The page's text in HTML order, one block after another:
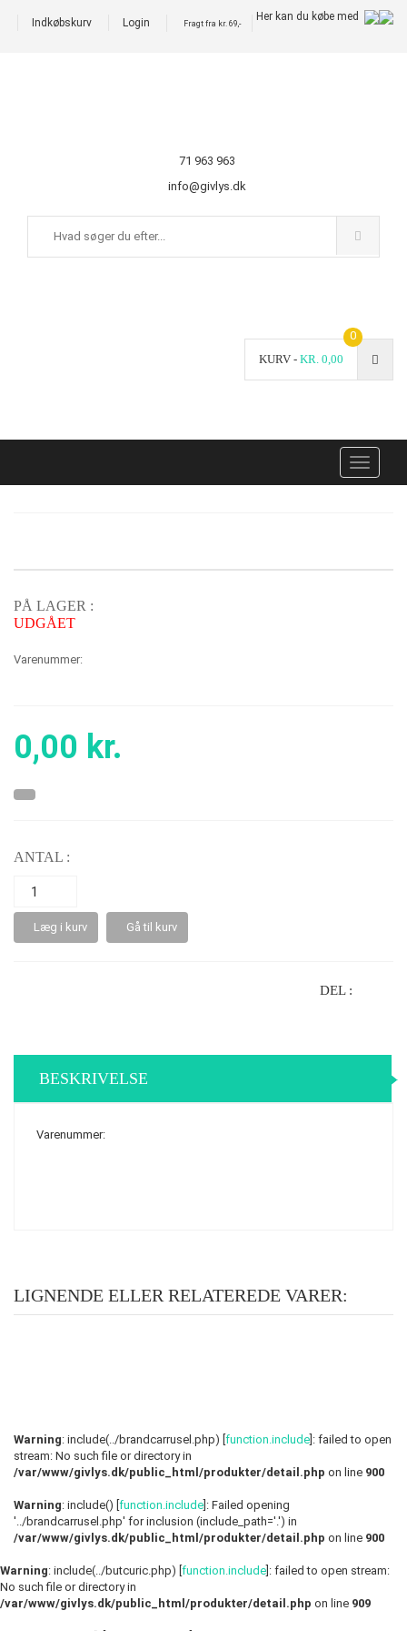
Indkøbskurv Login Fragt fra kr. 69,-
Her kan du købe med
71 963 963
info@givlys.dk
KURV - KR. 0,00
0
Toggle
PÅ LAGER :
UDGÅET
Varenummer:
0,00 kr.
ANTAL :
Læg i kurv Gå til kurv
DEL :
BESKRIVELSE
Varenummer:
LIGNENDE ELLER RELATEREDE VARER:
Warning: include(../brandcarrusel.php) [ function.include ]: failed to open
stream: No such file or directory in
/var/www/givlys.dk/public_html/produkter/detail.php on line 900
Warning: include() [ function.include ]: Failed opening
'../brandcarrusel.php' for inclusion (include_path='.') in
/var/www/givlys.dk/public_html/produkter/detail.php on line 900
Warning: include(../butcuric.php) [ function.include ]: failed to open stream:
No such file or directory in
/var/www/givlys.dk/public_html/produkter/detail.php on line 909